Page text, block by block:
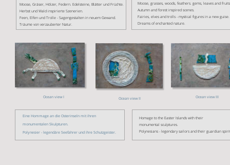
Moose, Gräser, Hölzer, Federn. Edelsteine, Blätter und Früchte.
Herbst und Wald inspirierte Szenerien.
Feen, Elfen und Trolle - Sagengestalten in neuem Gewand.
Träume von verzauberter Natur.
Ocean view II Ocean view III
Ocean view I
Moose, grasses, woods, feathers. gems, leaves and
Autumn and forest inspired scenes.
Fairies, elves and trolls - mystical figures in a new guise.
Dreams of enchanted nature.
Eine Hommage an die Osterinseln mit ihren
monumentalen Skulpturen.
Polynesier - legendäre Seefahrer und ihre Schutzgeister.
Homage to the Easter Islands with their
monumental sculptures.
Polynesians - legendary sailors and their guardian